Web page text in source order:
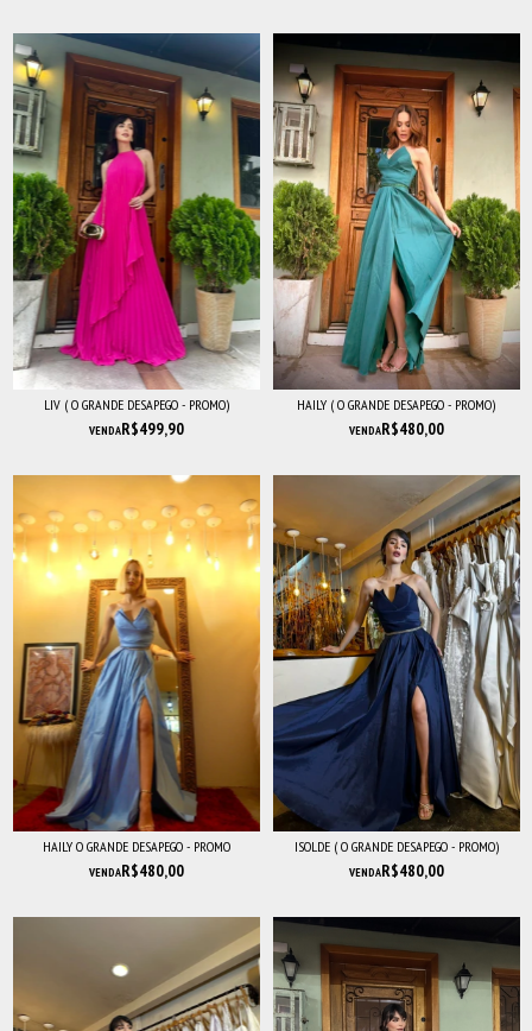
LIV ( O GRANDE DESAPEGO - PROMO)
VENDAR$499,90
HAILY ( O GRANDE DESAPEGO - PROMO)
VENDAR$480,00
HAILY O GRANDE DESAPEGO - PROMO
VENDAR$480,00
ISOLDE ( O GRANDE DESAPEGO - PROMO)
VENDAR$480,00